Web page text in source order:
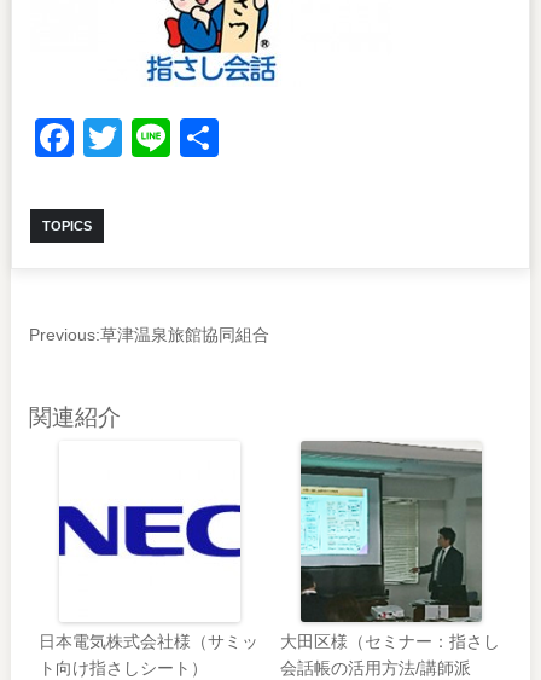
Facebook
Twitter
Line共
TOPICS
Previous:草津温泉旅館協同組合
関連紹介
日本電気株式会社様（サミッ
ト向け指さしシート）
大田区様（セミナー：指さし
会話帳の活用方法/講師派